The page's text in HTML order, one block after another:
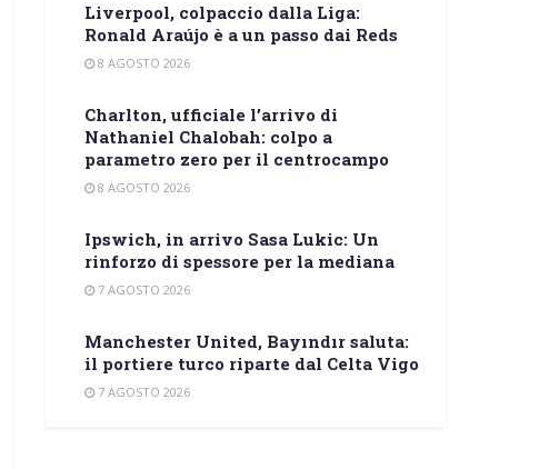
Liverpool, colpaccio dalla Liga:
Ronald Araújo è a un passo dai Reds
8 AGOSTO 2026
Charlton, ufficiale l’arrivo di
Nathaniel Chalobah: colpo a
parametro zero per il centrocampo
8 AGOSTO 2026
Ipswich, in arrivo Sasa Lukic: Un
rinforzo di spessore per la mediana
7 AGOSTO 2026
Manchester United, Bayındır saluta:
il portiere turco riparte dal Celta Vigo
7 AGOSTO 2026